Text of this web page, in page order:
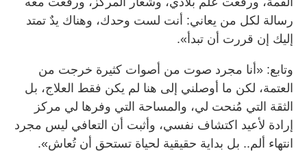
رسالة لكل من يعاني: أنت لست وحدك، وهناك يدٌ تمتد
إليك إن قررت أن تبدأ».
وتابع: «أنا مجرد صوت من أصوات كثيرة خرجت من
العتمة، لكن ما أوصلني إلى هنا لم يكن فقط العلاج، بل
الثقة التي مُنحت لي، والمساحة التي وفرها لي مركز
إرادة لأعيد اكتشاف نفسي، وأثبت أن التعافي ليس مجرد
انتهاء ألم.. بل بداية حقيقية لحياة تستحق أن تُعاش».